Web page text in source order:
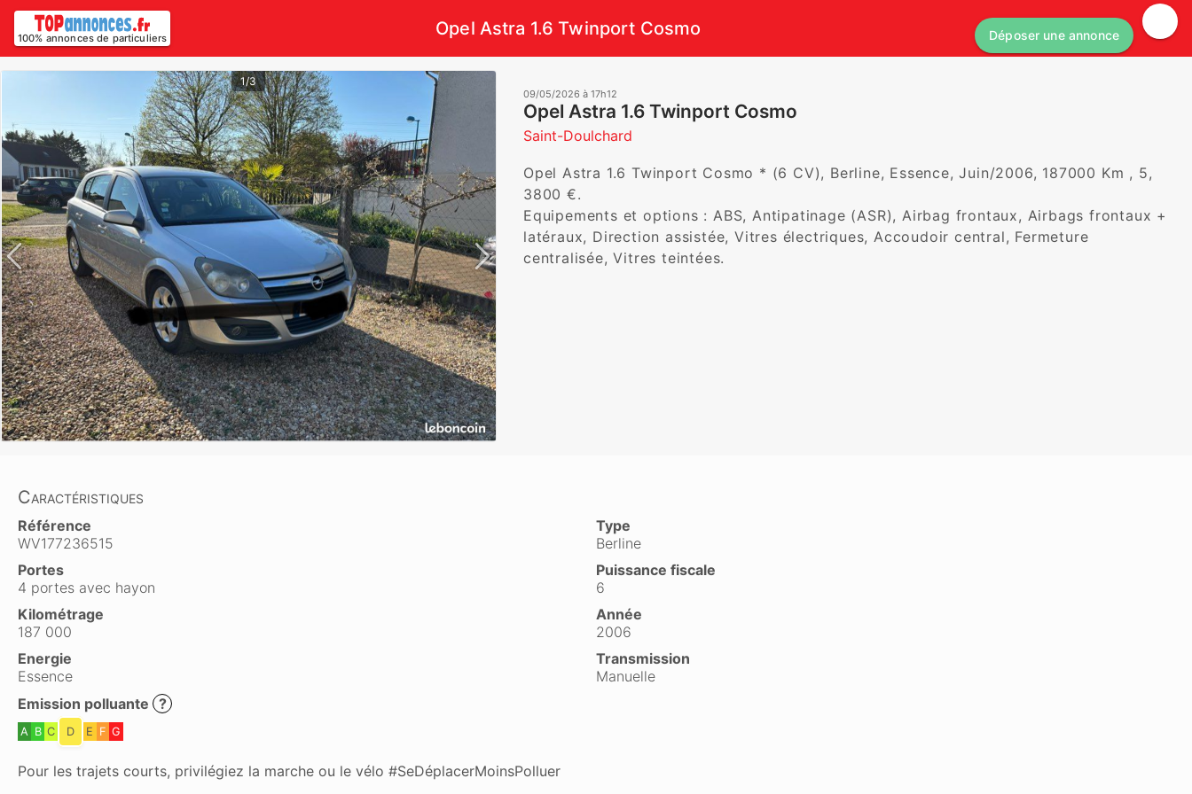
100% annonces de particuliers Opel Astra 1.6 Twinport Cosmo Déposer une annonce
1/3
09/05/2026 à 17h12
Opel Astra 1.6 Twinport Cosmo
Saint-Doulchard
Opel Astra 1.6 Twinport Cosmo * (6 CV), Berline, Essence, Juin/2006, 187000 Km , 5,
3800 €.
Equipements et options : ABS, Antipatinage (ASR), Airbag frontaux, Airbags frontaux +
latéraux, Direction assistée, Vitres électriques, Accoudoir central, Fermeture
centralisée, Vitres teintées.
Caractéristiques
Référence
WV177236515
Type
Berline
Portes
4 portes avec hayon
Puissance fiscale
6
Kilométrage
187 000
Année
2006
Energie
Essence
Transmission
Manuelle
Emission polluante ?
A B C D E F G
Pour les trajets courts, privilégiez la marche ou le vélo #SeDéplacerMoinsPolluer